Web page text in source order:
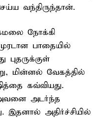
வந்திருந்தான்.
நோக்கி
பாதையில்
மின்னல் வேகத்தில்
கவ்வியது.
அடர்ந்த
இதனால் அதிர்ச்சியில்